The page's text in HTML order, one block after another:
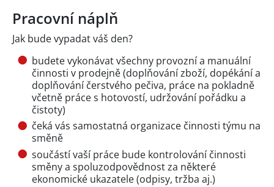
Pracovní náplň
Jak bude vypadat váš den?
budete vykonávat všechny provozní a manuální
činnosti v prodejně (doplňování zboží, dopékání a
doplňování čerstvého pečiva, práce na pokladně
včetně práce s hotovostí, udržování pořádku a
čistoty)
čeká vás samostatná organizace činnosti týmu na
směně
součástí vaší práce bude kontrolování činnosti
směny a spoluzodpovědnost za některé
ekonomické ukazatele (odpisy, tržba aj.)